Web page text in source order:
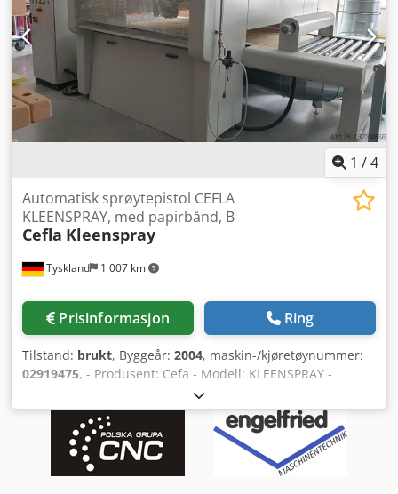
1 /4
Tyskland 1 007 km
Automatisk sprøytepistol CEFLA
KLEENSPRAY, med papirbånd, B
Cefla Kleenspray
Prisinformasjon Ring
Tilstand: brukt, Byggeår: 2004, maskin-/kjøretøynummer:
02919475, - Produsent: Cefa - Modell: KLEENSPRAY -
Årsmodell: 2004 - Arbeidsbredde: 1.200 mm -
Arbeidshøyde: 900 mm ± 20 mm - Betjeningsside: venstre -
Pistoldrift: enkel utførelse - Tørravsug - Utsugningsstuss,
diameter: 490 x 350 mm - Utsugingskapasitet: 6.500 m³/t -
Papirbånd transportssystem - Fremføringshastighet